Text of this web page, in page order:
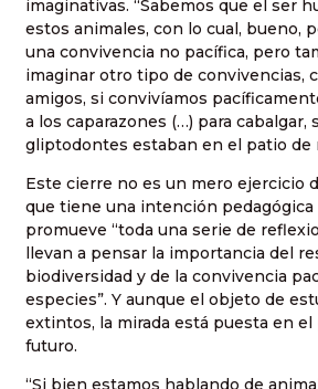
imaginativas. “Sabemos que el ser
estos animales, con lo cual, bueno,
una convivencia no pacífica, pero
imaginar otro tipo de convivencias,
amigos, si convivíamos
a los caparazones (…) para cabalgar,
gliptodontes estaban en el patio de
Este cierre no es un mero ejercicio
que tiene una intención
promueve “toda una serie de
llevan a pensar la importancia del
biodiversidad y de la convivencia
especies”. Y aunque el objeto de
extintos, la mirada está puesta en
futuro.
“Si bien estamos hablando de